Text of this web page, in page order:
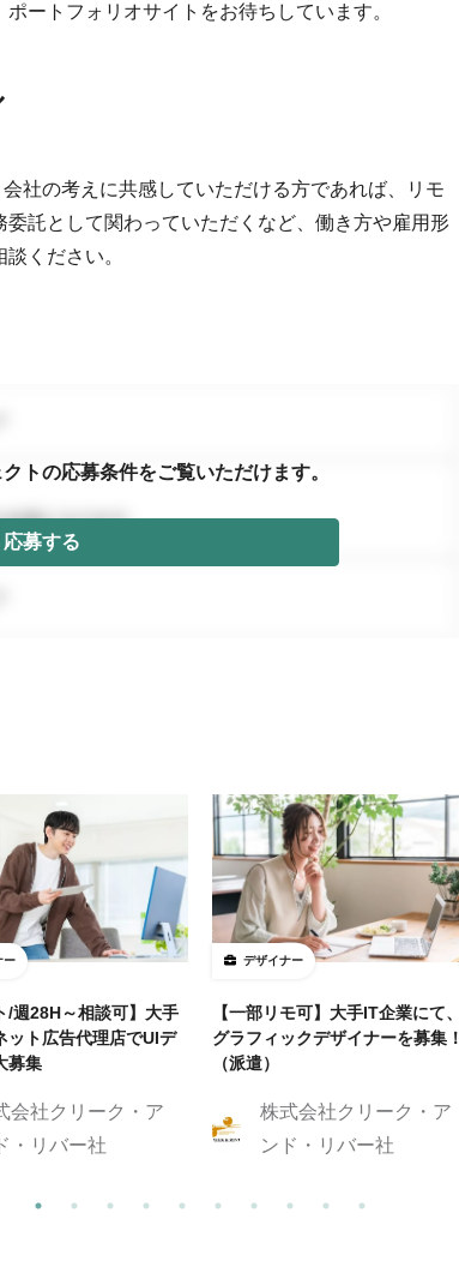
ートフォリオサイトをお待ちしています。
社の考えに共感していただける方であれば、リモ
託として関わっていただくなど、働き方や雇用形
ください。
トの応募条件をご覧いただけます。
応募する
ー
/週28H～相談可】大手
ット広告代理店でUIデ
募集
会社クリーク・ア
・リバー社
デザイナー
【一部リモ可】大手IT企業にて、
グラフィックデザイナーを募集！
（派遣）
株式会社クリーク・ア
ンド・リバー社